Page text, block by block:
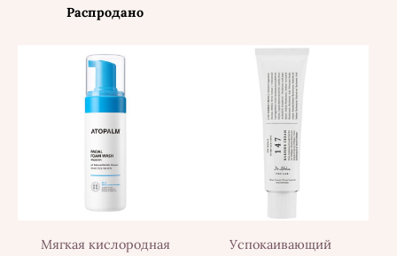
Распродано
Мягкая кислородная
Успокаивающий